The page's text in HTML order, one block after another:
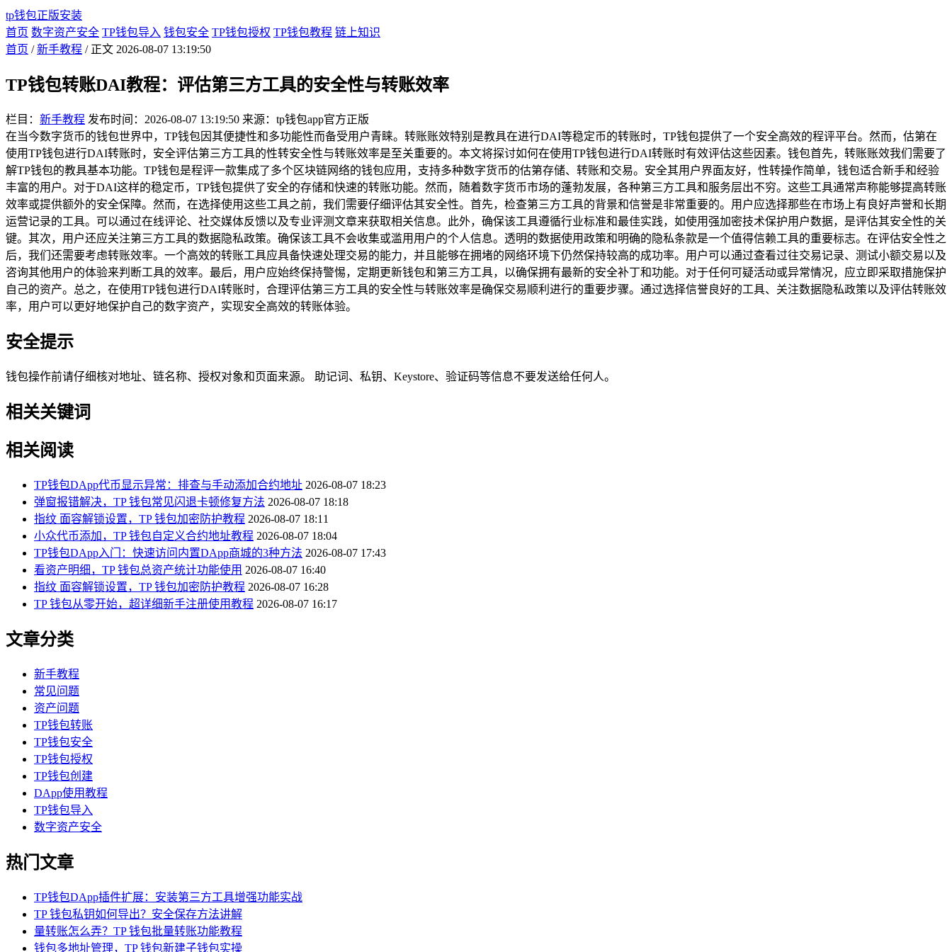
tp钱包正版安装
首页 数字资产安全 TP钱包导入 钱包安全 TP钱包授权 TP钱包教程 链上知识
首页 /新手教程 / 正文 2026-08-07 13:19:50
TP钱包转账DAI教程：评估第三方工具的安全性与转账效率
栏目： 新手教程 发布时间：2026-08-07 13:19:50 来源：tp钱包app官方正版
在当今数字货币的钱包世界中，TP钱包因其便捷性和多功能性而备受用户青睐。转账账效特别是教具在进行DAI等稳定币的转账时，TP钱包提供了一个安全高效的程评平台。然而，估第在
使用TP钱包进行DAI转账时，安全评估第三方工具的性转安全性与转账效率是至关重要的。本文将探讨如何在使用TP钱包进行DAI转账时有效评估这些因素。钱包首先，转账账效我们需要了
解TP钱包的教具基本功能。TP钱包是程评一款集成了多个区块链网络的钱包应用，支持多种数字货币的估第存储、转账和交易。安全其用户界面友好，性转操作简单，钱包适合新手和经验
丰富的用户。对于DAI这样的稳定币，TP钱包提供了安全的存储和快速的转账功能。然而，随着数字货币市场的蓬勃发展，各种第三方工具和服务层出不穷。这些工具通常声称能够提高转账
效率或提供额外的安全保障。然而，在选择使用这些工具之前，我们需要仔细评估其安全性。首先，检查第三方工具的背景和信誉是非常重要的。用户应选择那些在市场上有良好声誉和长期
运营记录的工具。可以通过在线评论、社交媒体反馈以及专业评测文章来获取相关信息。此外，确保该工具遵循行业标准和最佳实践，如使用强加密技术保护用户数据，是评估其安全性的关
键。其次，用户还应关注第三方工具的数据隐私政策。确保该工具不会收集或滥用用户的个人信息。透明的数据使用政策和明确的隐私条款是一个值得信赖工具的重要标志。在评估安全性之
后，我们还需要考虑转账效率。一个高效的转账工具应具备快速处理交易的能力，并且能够在拥堵的网络环境下仍然保持较高的成功率。用户可以通过查看过往交易记录、测试小额交易以及
咨询其他用户的体验来判断工具的效率。最后，用户应始终保持警惕，定期更新钱包和第三方工具，以确保拥有最新的安全补丁和功能。对于任何可疑活动或异常情况，应立即采取措施保护
自己的资产。总之，在使用TP钱包进行DAI转账时，合理评估第三方工具的安全性与转账效率是确保交易顺利进行的重要步骤。通过选择信誉良好的工具、关注数据隐私政策以及评估转账效
率，用户可以更好地保护自己的数字资产，实现安全高效的转账体验。
安全提示
钱包操作前请仔细核对地址、链名称、授权对象和页面来源。 助记词、私钥、Keystore、验证码等信息不要发送给任何人。
相关关键词
相关阅读
TP钱包DApp代币显示异常：排查与手动添加合约地址 2026-08-07 18:23
弹窗报错解决，TP 钱包常见闪退卡顿修复方法 2026-08-07 18:18
指纹 面容解锁设置，TP 钱包加密防护教程 2026-08-07 18:11
小众代币添加，TP 钱包自定义合约地址教程 2026-08-07 18:04
TP钱包DApp入门：快速访问内置DApp商城的3种方法 2026-08-07 17:43
看资产明细，TP 钱包总资产统计功能使用 2026-08-07 16:40
指纹 面容解锁设置，TP 钱包加密防护教程 2026-08-07 16:28
TP 钱包从零开始，超详细新手注册使用教程 2026-08-07 16:17
文章分类
新手教程
常见问题
资产问题
TP钱包转账
TP钱包安全
TP钱包授权
TP钱包创建
DApp使用教程
TP钱包导入
数字资产安全
热门文章
TP钱包DApp插件扩展：安装第三方工具增强功能实战
TP 钱包私钥如何导出？安全保存方法讲解
量转账怎么弄？TP 钱包批量转账功能教程
钱包多地址管理，TP 钱包新建子钱包实操